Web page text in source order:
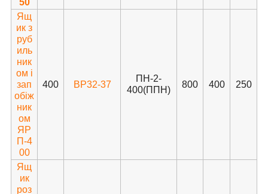
Ящ
ик з
руб
иль
ник
ом і
зап
обіж
ник
ом
ЯР
П-4
00
400 ВР32-37
ПН-2-
400(ППН)
800 400 250
Ящ
ик
роз